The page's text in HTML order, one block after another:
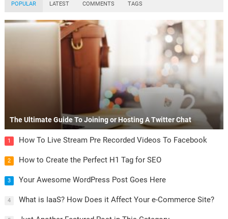
POPULAR LATEST COMMENTS TAGS
The Ultimate Guide To Joining or Hosting A Twitter Chat
1 How To Live Stream Pre Recorded Videos To Facebook
2 How to Create the Perfect H1 Tag for SEO
3 Your Awesome WordPress Post Goes Here
4 What is IaaS? How Does it Affect Your e-Commerce Site?